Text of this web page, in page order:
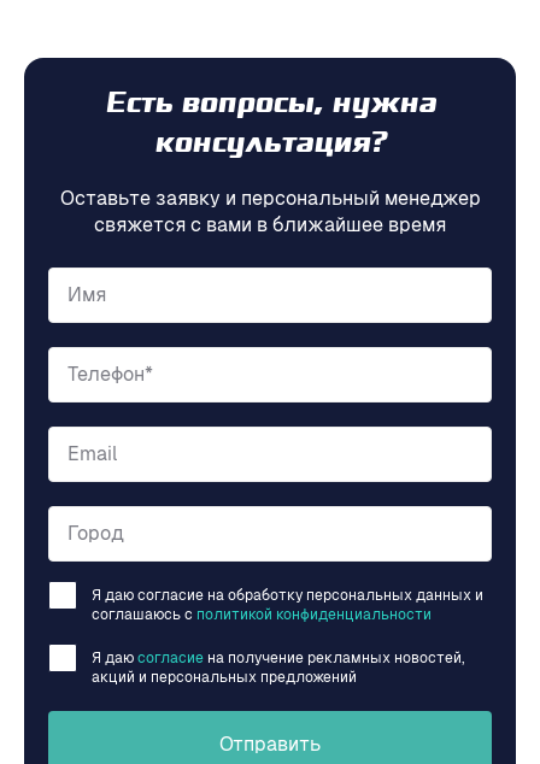
Есть вопросы, нужна
консультация?
Оставьте заявку и персональный менеджер
свяжется с вами в ближайшее время
Имя
Телефон*
Email
Город
Я даю согласие на обработку персональных данных и
соглашаюсь c политикой конфиденциальности
Я даю согласие на получение рекламных новостей,
акций и персональных предложений
Отправить